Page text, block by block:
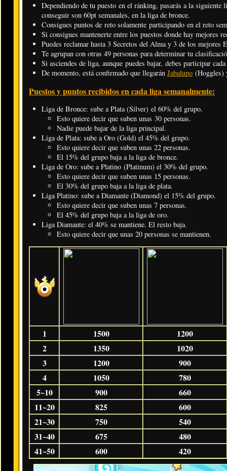
Dependiendo de tu puesto en el ránking, pasarás a la
conseguir son 60pt semanales, en la liga de bronce.
Consigues puntos de reto solamente participando en el reto
Si consigues mantenerte entre los puestos donde hay mejores
Puedes reclamar hasta 3 Secretos del Alma y 3 de los mejores
Te agrupan con otras 49 personas para determinar tu
Si asciendes de liga, aunque puedes bajar, debes participar
De momento, está confirmado que llegarán Jabalupo
Puestos y puntos recibidos en cada liga semanalmente:
Liga de Bronce: sube a Plata (Silver) el 60% del grupo.
Esto quiere decir que suben unas 30 personas.
Nadie puede bajar de la liga principal.
Liga de Plata: sube a Oro (Gold) el 45% del grupo.
Esto quiere decir que suben unas 22 personas.
El 15% del grupo baja a la liga de bronce.
Liga de Oro: sube a Platino (Platinum) el 30% del grupo.
Esto quiere decir que suben unas 15 personas.
El 30% del grupo baja a la liga de plata.
Liga Platino: sube a Diamante (Diamond) el 15% del grupo.
Esto quiere decir que suben unas 7 personas.
El 45% del grupo baja a la liga de oro.
Liga Diamante: el 40% se mantiene. El resto baja.
Esto quiere decir que unas 20 personas se mantienen.
1 1500
1200
2
1350
1020
3
1200
900
4
1050
780
5~10
900
660
11~20
825
600
21~30
750
540
31~40
675
480
41~50
600 420